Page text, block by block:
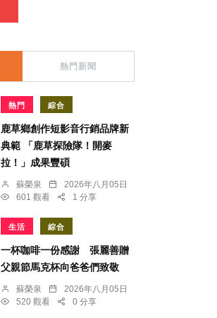
熱門新聞
熱門 綜合
鹿草鄉創作短影音行銷品牌新
典範 「鹿草探險隊！開麥
拉！」成果豐碩
蘇榮泉
2026年八月05日
601 觀看
1 分享
生活 綜合
一杯咖啡一份感謝 張麗善贈
父親節馬克杯向爸爸們致敬
蘇榮泉
2026年八月05日
520 觀看
0 分享